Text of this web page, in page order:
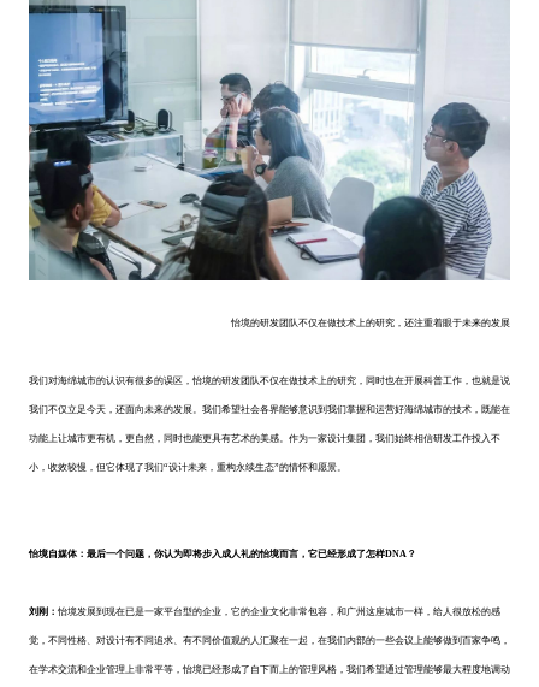
怡境的研发团队不仅在做技术上的研究，还注重着眼于未来的发展
我们对海绵城市的认识有很多的误区，怡境的研发团队不仅在做技术上的研究，同时也在开展科普工作，也就是说
我们不仅立足今天，还面向未来的发展。我们希望社会各界能够意识到我们掌握和运营好海绵城市的技术，既能在
功能上让城市更有机，更自然，同时也能更具有艺术的美感。作为一家设计集团，我们始终相信研发工作投入不
小，收效较慢，但它体现了我们“设计未来，重构永续生态”的情怀和愿景。
怡境自媒体：最后一个问题，你认为即将步入成人礼的怡境而言，它已经形成了怎样DNA？
刘刚： 怡境发展到现在已是一家平台型的企业，它的企业文化非常包容，和广州这座城市一样，给人很放松的感
觉，不同性格、对设计有不同追求、有不同价值观的人汇聚在一起，在我们内部的一些会议上能够做到百家争鸣，
在学术交流和企业管理上非常平等，怡境已经形成了自下而上的管理风格，我们希望通过管理能够最大程度地调动